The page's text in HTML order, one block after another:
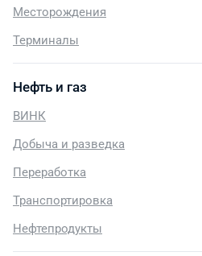
Месторождения
Терминалы
Нефть и газ
ВИНК
Добыча и разведка
Переработка
Транспортировка
Нефтепродукты